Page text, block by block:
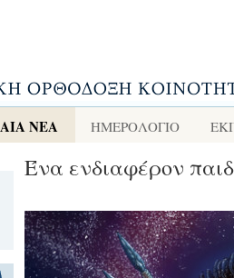
ΝΕΑ ΗΜΕΡΟΛΟΓΙΟ
Ένα ενδιαφέρον